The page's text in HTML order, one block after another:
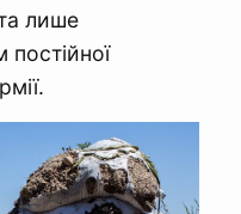
лише